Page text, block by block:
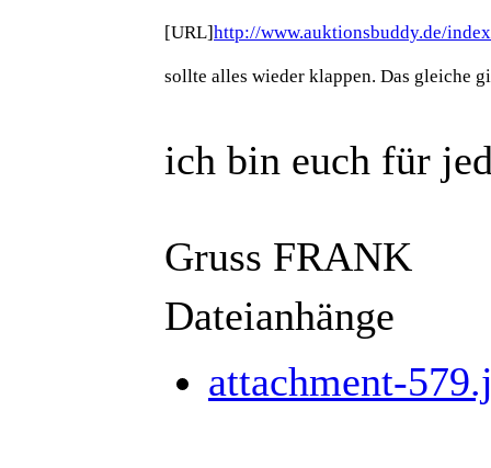
[URL]http://www.auktionsbuddy.de/
sollte alles wieder klappen. Das gleiche
ich bin euch für
Gruss FRANK
Dateianhänge
attachment-